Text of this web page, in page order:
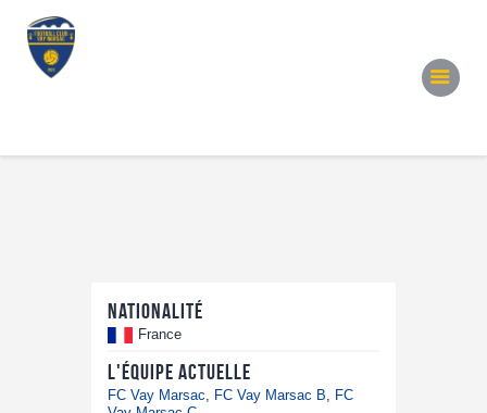
Nationalité
France
L'équipe actuelle
FC Vay Marsac, FC Vay Marsac B, FC